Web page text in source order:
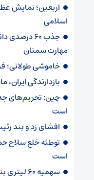
اربعین؛ نمایش
اسلامی
جذب ۶۰
مهارت سمنان
خاموشی طولانی؛
بازدارندگی
چین: تحریم‌های
است
افشای زد و بند
توطئه خلع سلاح
است
سهمیه ۶۰ لیتری بنزین۱۵۰۰ تومانی ادامه دارد